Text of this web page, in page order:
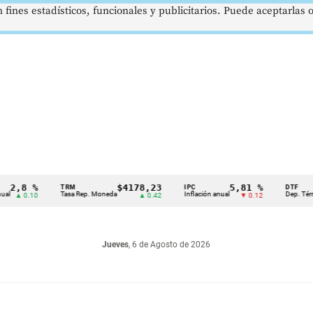
% TRM
Tasa Rep. Moneda
$4178,23
▲ 0.42
IPC
Inflación anual
5,81 %
▼ 0.12
DTF
Dep. Término
Jueves, 6 de Agosto de 2026
estadísticos, funcionales y publicitarios. Puede aceptarlas